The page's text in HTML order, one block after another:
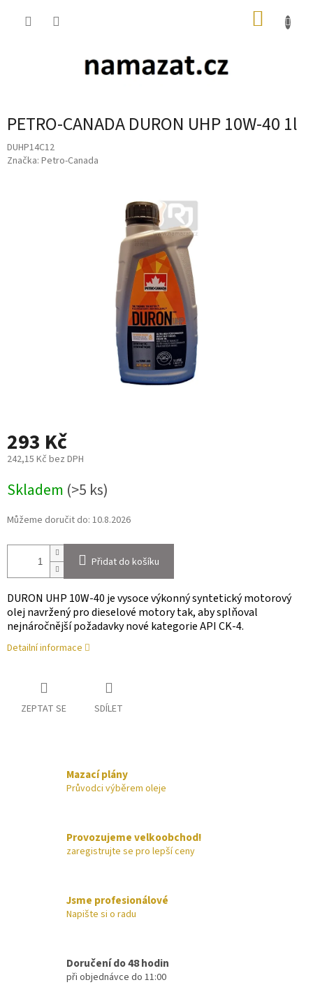
PETRO-CANADA DURON UHP 10W-40 1l
DUHP14C12
Značka: Petro-Canada
293 Kč
242,15 Kč bez DPH
cena:
Skladem (>5 ks)
Můžeme doručit do: 10.8.2026
Přidat do košíku
DURON UHP 10W-40 je vysoce výkonný syntetický motorový
olej navržený pro dieselové motory tak, aby splňoval
nejnáročnější požadavky nové kategorie API CK-4.
Detailní informace
ZEPTAT SE SDÍLET
Mazací plány
Průvodci výběrem oleje
Provozujeme velkoobchod!
zaregistrujte se pro lepší ceny
Jsme profesionálové
Napište si o radu
Doručení do 48 hodin
při objednávce do 11:00